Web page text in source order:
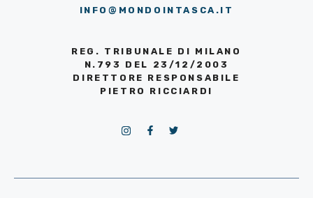
INFO@MONDOINTASCA.IT
REG. TRIBUNALE DI MILANO
N.793 DEL 23/12/2003
DIRETTORE RESPONSABILE
PIETRO RICCIARDI